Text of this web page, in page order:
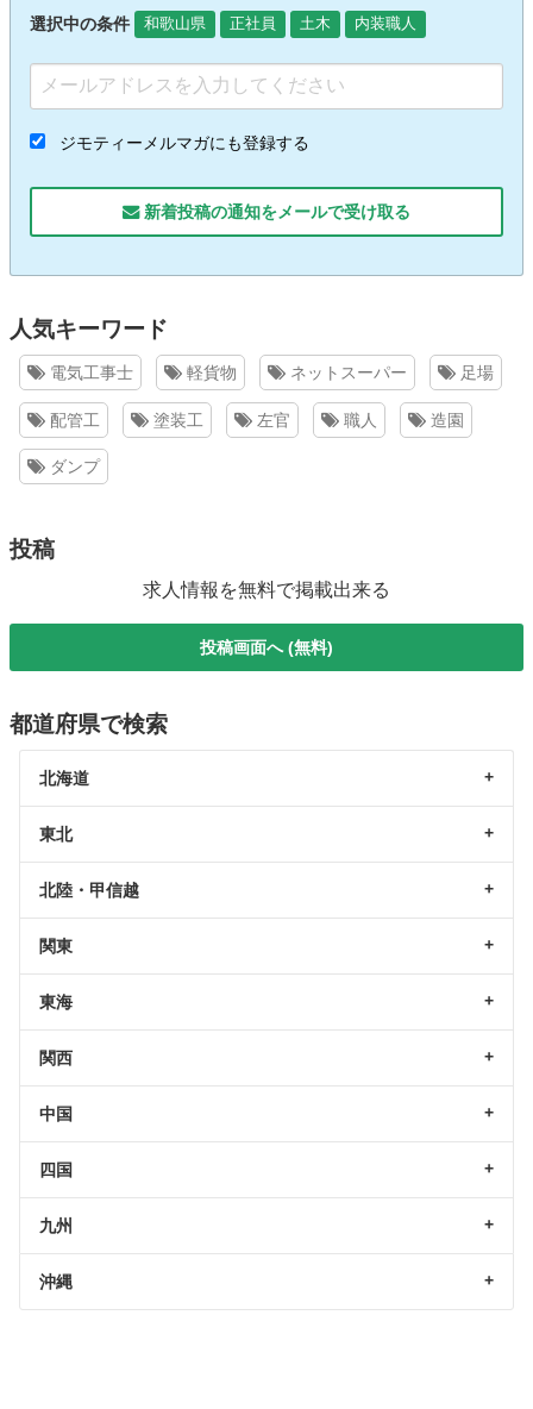
選択中の条件 和歌山県 正社員 土木 内装職人
ジモティーメルマガにも登録する
新着投稿の通知をメールで受け取る
人気キーワード
電気工事士 軽貨物 ネットスーパー 足場
配管工 塗装工 左官 職人 造園
ダンプ
投稿
求人情報を無料で掲載出来る
投稿画面へ (無料)
都道府県で検索
北海道
東北
北陸・甲信越
関東
東海
関西
中国
四国
九州
沖縄